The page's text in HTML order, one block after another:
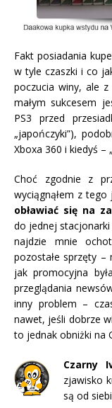
Fakt posiadania
w tyle czaszki i co
poczucia winy, ale
małym sukcesem
PS3 przed
„japończyki”),
Xboxa 360 i kiedyś –
Choć zgodnie z
wyciągnąłem z tego
obławiać się na
do jednej
najdzie mnie
pozostałe sprzęty –
jak promocyjna
przeglądania
inny problem –
nawet, jeśli dobrze
to jednak obniżki na
Czarny
zjawisko
są od